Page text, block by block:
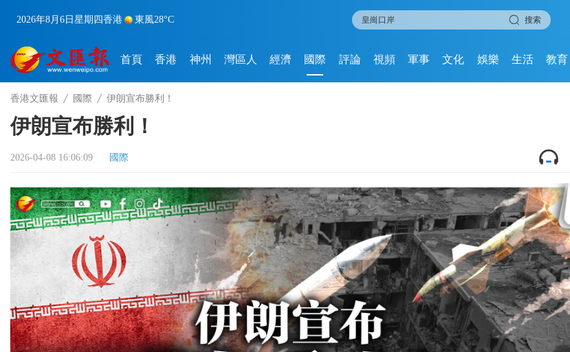
2026年8月6日 星期四香港 東風28°C 搜索
首頁 香港 神州 灣區人 經濟 國際 評論 視頻 軍事 文化 娛樂 生活 教育
香港文匯報 國際 伊朗宣布勝利！
伊朗宣布勝利！
2026-04-08 16:06:09 國際